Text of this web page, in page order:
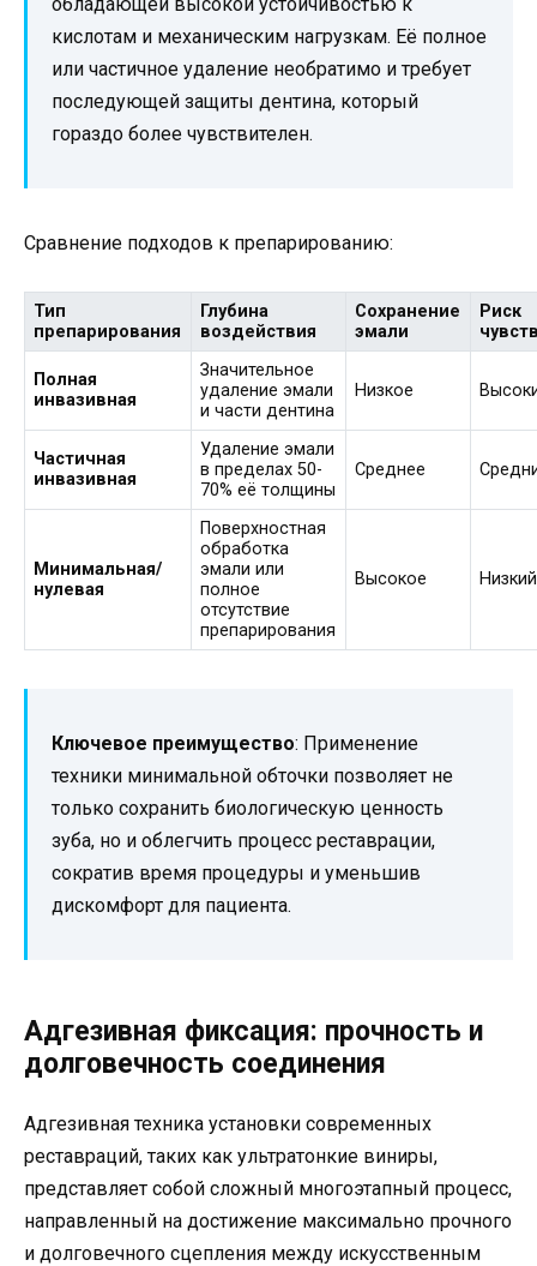
кислотам и механическим нагрузкам. Её полное
или частичное удаление необратимо и требует
последующей защиты дентина, который
гораздо более чувствителен.
Сравнение подходов к препарированию:
Тип
препарирования
Глубина
воздействия
Сохранение
эмали
Риск
Полная
инвазивная
Значительное
удаление эмали
и части дентина
Низкое
Частичная
инвазивная
Удаление эмали
в пределах 50-
70% её толщины
Среднее
Минимальная/
нулевая
Поверхностная
обработка
эмали или
полное
отсутствие
препарирования
Высокое Низкий
Ключевое преимущество: Применение
техники минимальной обточки позволяет не
только сохранить биологическую ценность
зуба, но и облегчить процесс реставрации,
сократив время процедуры и уменьшив
дискомфорт для пациента.
Адгезивная фиксация: прочность и
долговечность соединения
Адгезивная техника установки современных
реставраций, таких как ультратонкие виниры,
представляет собой сложный многоэтапный процесс,
направленный на достижение максимально прочного
и долговечного сцепления между искусственным